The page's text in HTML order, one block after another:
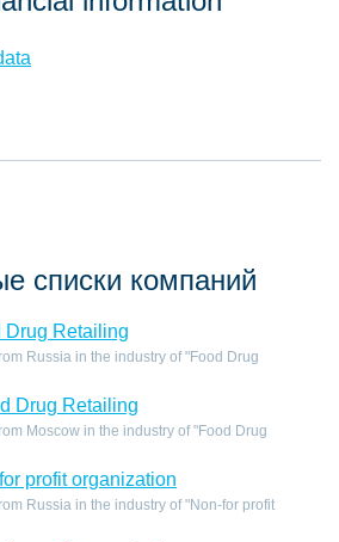
списки компаний
Drug Retailing
Russia in the industry of "Food Drug
Drug Retailing
Moscow in the industry of "Food Drug
profit organization
Russia in the industry of "Non-for profit